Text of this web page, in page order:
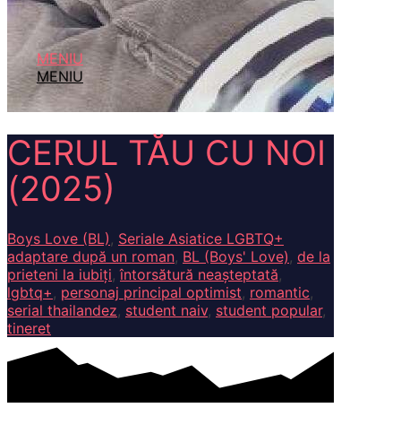
MENIU
MENIU
CERUL TĂU CU NOI
(2025)
Boys Love (BL) , Seriale Asiatice LGBTQ+
adaptare după un roman, BL (Boys' Love) , de la
prieteni la iubiți,întorsătură neașteptată,
lgbtq+ , personaj principal optimist, romantic,
serial thailandez, student naiv, student popular,
tineret